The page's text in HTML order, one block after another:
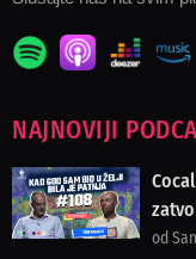
NAJNOVIJI
od